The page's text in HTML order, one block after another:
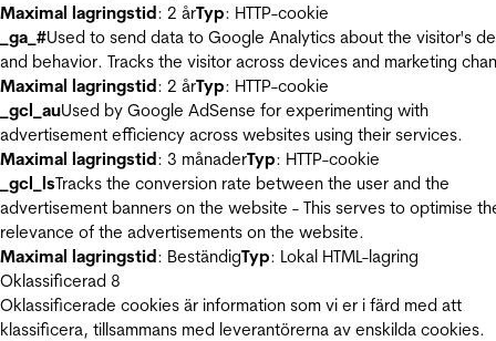
Maximal lagringstid: 2 årTyp: HTTP-cookie
_ga_#Used to send data to Google Analytics about the visitor's
and behavior. Tracks the visitor across devices and marketing
Maximal lagringstid: 2 årTyp: HTTP-cookie
_gcl_auUsed by Google AdSense for experimenting with
advertisement efficiency across websites using their services.
Maximal lagringstid: 3 månaderTyp: HTTP-cookie
_gcl_lsTracks the conversion rate between the user and the
advertisement banners on the website - This serves to optimise
relevance of the advertisements on the website.
Maximal lagringstid: BeständigTyp: Lokal HTML-lagring
Oklassificerad 8
Oklassificerade cookies är information som vi er i färd med att
klassificera, tillsammans med leverantörerna av enskilda cookies.